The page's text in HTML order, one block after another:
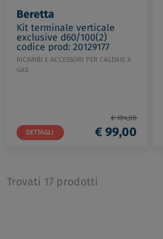
Beretta
Kit terminale verticale
exclusive d60/100(2)
codice prod: 20129177
RICAMBI E ACCESSORI PER CALDAIE A
GAS
DETTAGLI
€ 104,00
€ 99,00
Trovati 17 prodotti